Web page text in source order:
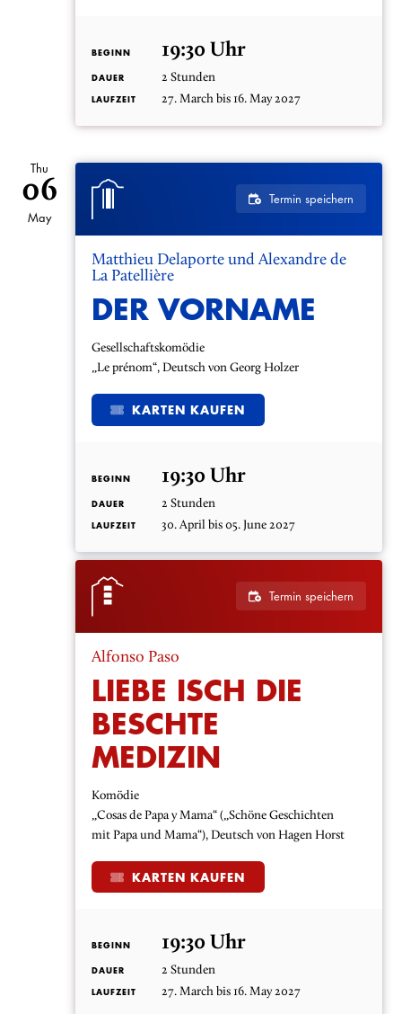
BEGINN 19:30 Uhr
DAUER 2 Stunden
LAUFZEIT 27. March bis 16. May 2027
Thu
06
May
Termin speichern
Matthieu Delaporte und Alexandre de
La Patellière
DER VORNAME
Gesellschaftskomödie
„Le prénom“, Deutsch von Georg Holzer
KARTEN KAUFEN
BEGINN 19:30 Uhr
DAUER 2 Stunden
LAUFZEIT 30. April bis 05. June 2027
Termin speichern
Alfonso Paso
LIEBE ISCH DIE
BESCHTE
MEDIZIN
Komödie
„Cosas de Papa y Mama“ („Schöne Geschichten
mit Papa und Mama“), Deutsch von Hagen Horst
KARTEN KAUFEN
BEGINN 19:30 Uhr
DAUER 2 Stunden
LAUFZEIT 27. March bis 16. May 2027